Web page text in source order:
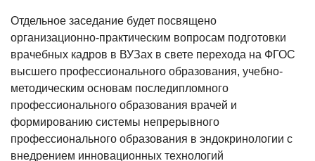
Отдельное заседание будет посвящено
организационно-практическим вопросам подготовки
врачебных кадров в ВУЗах в свете перехода на ФГОС
высшего профессионального образования, учебно-
методическим основам последипломного
профессионального образования врачей и
формированию системы непрерывного
профессионального образования в эндокринологии с
внедрением инновационных технологий